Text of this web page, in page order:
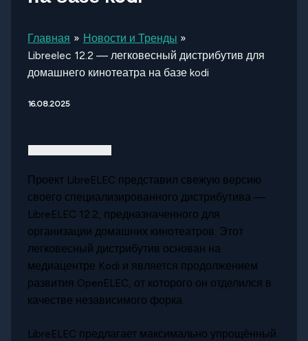
Главная
Новости и Тренды
Libreelec 12.2 — легковесный дистрибутив для
домашнего кинотеатра на базе kodi
16.08.2025
Проект LibreELEC представил свежую версию
своего специализированного дистрибутива —
LibreELEC 12.2, предназначенного для
организации домашних кинотеатров. Этот
легковесный дистрибутив основан на
медиацентре Kodi и является продолжением
развития OpenELEC, от которого он отделился в
качестве независимого форка.
LibreELEC предлагает максимально упрощённый